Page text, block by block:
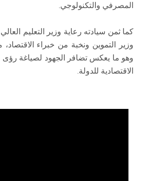
المصرفي والتكنولوجي.
كما ثمن سيادته رعاية وزير التعليم
وزير التموين ونخبة من خبراء
وهو ما يعكس تضافر الجهود لصياغة
الاقتصادية للدولة.